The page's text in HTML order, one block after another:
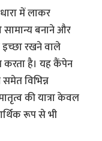
में लाकर
बनाने और
रखने वाले
करता है। यह कैंपेन
विभिन्न
की यात्रा केवल
रूप से भी